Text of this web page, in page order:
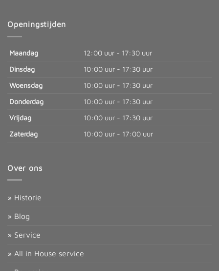
Openingstijden
Maandag
12:00 uur - 17:30 uur
Dinsdag
10:00 uur - 17:30 uur
Woensdag
10:00 uur - 17:30 uur
Donderdag
10:00 uur - 17:30 uur
Vrijdag
10:00 uur - 17:30 uur
Zaterdag
10:00 uur - 17:00 uur
Over ons
» Historie
» Blog
» Service
» All in House service